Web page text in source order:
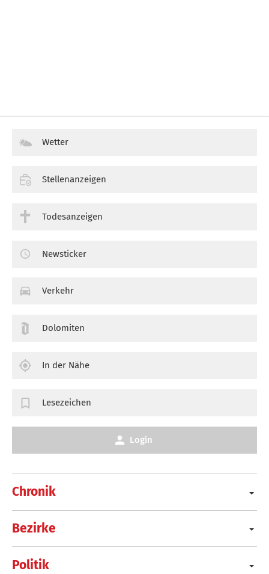
Chronik
Bezirke
Politik
Wetter
Stellenanzeigen
Todesanzeigen
Newsticker
Verkehr
Dolomiten
In der Nähe
Lesezeichen
Login